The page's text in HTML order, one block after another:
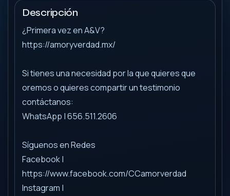
Descripción
¿Primera vez en A&V?
https://amoryverdad.mx/
Si tienes una necesidad por la que quieres que
oremos o quieres compartir un testimonio
contáctanos:
WhatsApp | 656.511.2606
Síguenos en Redes
Facebook |
https://www.facebook.com/CCamorverdad
Instagram |